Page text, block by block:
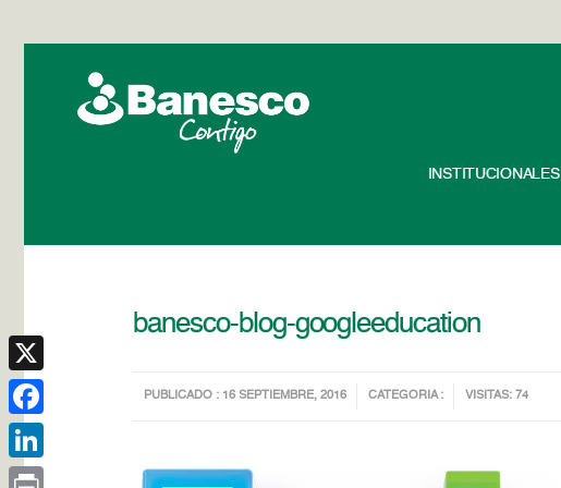
INSTITUCIONALES
banesco-blog-googleeducation
PUBLICADO : 16 SEPTIEMBRE, 2016 CATEGORIA : VISITAS: 74
X
Facebook
LinkedIn